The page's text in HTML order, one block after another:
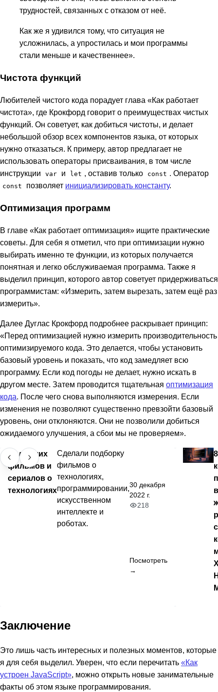
трудностей, связанных с отказом от неё.
Как же я удивился тому, что ситуация не
усложнилась, а упростилась и мои программы
стали меньше и качественнее».
Чистота функций
Любителей чистого кода порадует глава «Как работает
чистота», где Крокфорд говорит о преимуществах чистых
функций. Он советует, как добиться чистоты, и делает
небольшой обзор всех компонентов языка, от которых
нужно отказаться. К примеру, автор предлагает не
использовать операторы присваивания, в том числе
инструкции
var и let , оставив только const . Оператор
const позволяет инициализировать константу.
Оптимизация программ
В главе «Как работает оптимизация» ищите практические
советы. Для себя я отметил, что при оптимизации нужно
выбирать именно те функции, из которых получается
понятная и легко обслуживаемая программа. Также я
выделил принцип, которого автор советует придерживаться
программистам: «Измерить, затем вырезать, затем ещё раз
измерить».
Далее Дуглас Крокфорд подробнее раскрывает принцип:
«Перед оптимизацией нужно измерить производительность
оптимизируемого кода. Это делается, чтобы установить
базовый уровень и показать, что код замедляет всю
программу. Если код погоды не делает, нужно искать в
другом месте. Затем проводится тщательная оптимизация
кода. После чего снова выполняются измерения. Если
изменения не позволяют существенно превзойти базовый
уровень, они отклоняются. Они не позволили добиться
ожидаемого улучшения, а сбои мы не проверяем».
50 лучших
фильмов и
сериалов о
технологиях
Сделали подборку
фильмов о
технологиях,
программировании,
искусственном
интеллекте и
роботах.
30 декабря
2022 г.
218
Посмотреть
→
Заключение
Это лишь часть интересных и полезных моментов, которые
я для себя выделил. Уверен, что если перечитать «Как
устроен JavaScript», можно открыть новые занимательные
факты об этом языке программирования.